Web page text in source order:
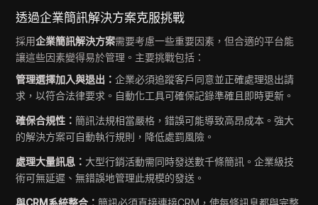
透過企業簡訊解決方案克服挑戰
採用企業簡訊解決方案需要考慮一些重要因素，但合適的平台能
讓這些因素變得易於管理。主要挑戰包括：
管理選擇加入與退出：企業必須追蹤客戶同意並正確處理退出請
求，以符合法律要求。自動化工具可確保記錄準確且即時更新。
確保合規性： 簡訊法規相當嚴格，錯誤可能導致高昂成本。強大
的解決方案可自動執行規則，降低處罰風險。
處理大量訊息： 大型行銷活動需同時發送數千條簡訊。企業級技
術可無延遲、無錯誤地管理此規模的發送。
與CRM系統整合： 簡訊必須直接連接CRM，使每條訊息都與完整